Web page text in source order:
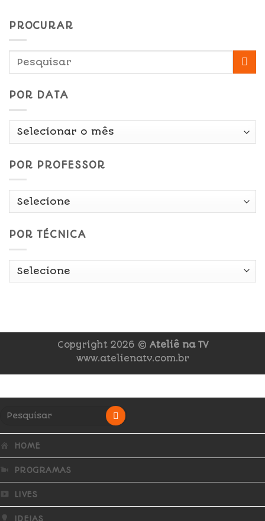
PROCURAR
POR DATA
Por
POR PROFESSOR
POR TÉCNICA
Copyright 2026 © Ateliê na TV
www.atelienatv.com.br
HOME
PROGRAMAS
LIVES
IDEIAS